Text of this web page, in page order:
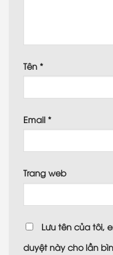
Tên *
Email *
Trang web
Lưu tên của tôi,
duyệt này cho lần